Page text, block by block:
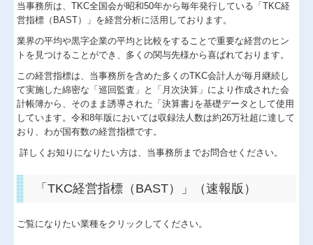
協同組合経営
農業経営
医療(介護・福祉)
確定申告支援
経営計画支援
社会福祉法人・公益法人
資産運用
当事務所は、TKC全国会が昭和50年から毎年発行している「TKC経
営指標（BAST）」を経営分析に活用しております。
業界の平均や黒字企業の平均と比較をすることで重要な経営のヒン
トを見つけることができ、多くの関与先様から喜ばれております。
この経営指標は、当事務所を含めた多くのTKC会計人が毎月継続し
て実施した綿密な「巡回監査」と「月次決算」により作成された会
計帳簿から、そのまま誘導された「決算書｣を基礎データとして使用
しています。令和8年版においては収録法人数は約26万社超に達して
おり、わが国有数の経営指標です。
詳しくお知りになりたい方は、当事務所までお問合せください。
「TKC経営指標（BAST）」（速報版）
ご覧になりたい業種をクリックしてください。